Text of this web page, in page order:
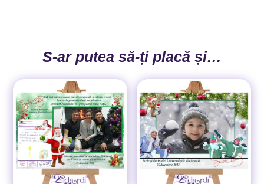
S-ar putea să-ți placă și…